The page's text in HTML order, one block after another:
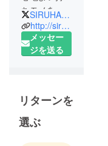
ちモノを」
いつも持ち
歩くバッグ
製作してい
る小さな工
房です。
SIRUHA_NOTE
http://siruha.jp
メッセー
ジを送る
リターンを
選ぶ